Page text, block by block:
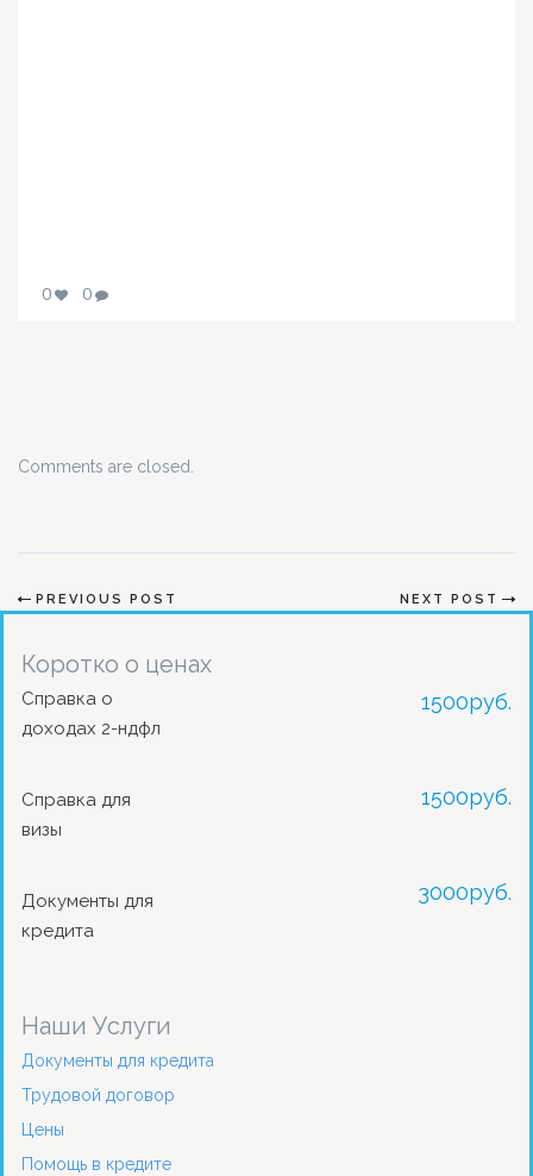
0 0
Comments are closed.
PREVIOUS POST NEXT POST
Коротко о ценах
Справка о
доходах 2-ндфл
Справка для
визы
Документы для
кредита
1500руб.
1500руб.
3000руб.
Наши Услуги
Документы для кредита
Трудовой договор
Цены
Помощь в кредите